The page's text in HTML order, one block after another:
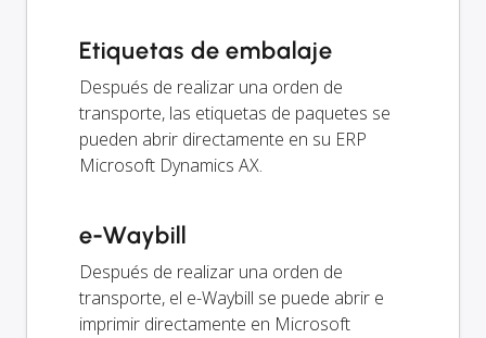
Etiquetas de embalaje
Después de realizar una orden de
transporte, las etiquetas de paquetes se
pueden abrir directamente en su ERP
Microsoft Dynamics AX.
e-Waybill
Después de realizar una orden de
transporte, el e-Waybill se puede abrir e
imprimir directamente en Microsoft